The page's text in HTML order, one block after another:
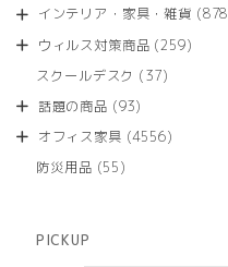
商
の
商
インテリア・家具・雑貨 878
ウィルス対策商品 259259
スクールデスク 3737
商
話題の商品 9393
の
オフィス家具 45564556
防災用品 5555
PICKUP